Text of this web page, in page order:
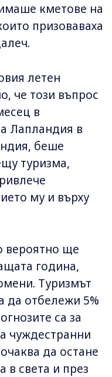
кметове на
призоваваха
летен
че този въпрос
в
Лапландия в
беше
туризма,
му и върху
вероятно ще
година,
Туризмът
да отбележи 5%
са за
чуждестранни
да остане
в света и през